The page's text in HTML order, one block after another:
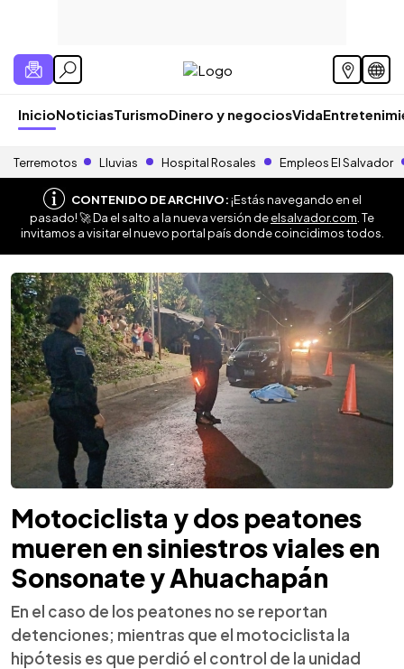
InicioNoticiasTurismoDinero y negociosVida
Terremotos Lluvias Hospital Rosales Empleos El Salvador
CONTENIDO DE ARCHIVO:¡Estás navegando en el
pasado! 🚀 Da el salto a la nueva versión deelsalvador.com . Te
invitamos a visitar el nuevo portal país donde coincidimos todos.
Motociclista y dos peatones
mueren en siniestros viales en
Sonsonate y Ahuachapán
En el caso de los peatones no se reportan
detenciones; mientras que el motociclista la
hipótesis es que perdió el control de la unidad